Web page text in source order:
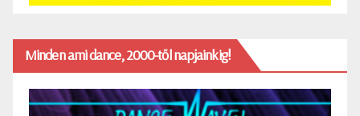
Minden ami dance, 2000-től napjainkig!